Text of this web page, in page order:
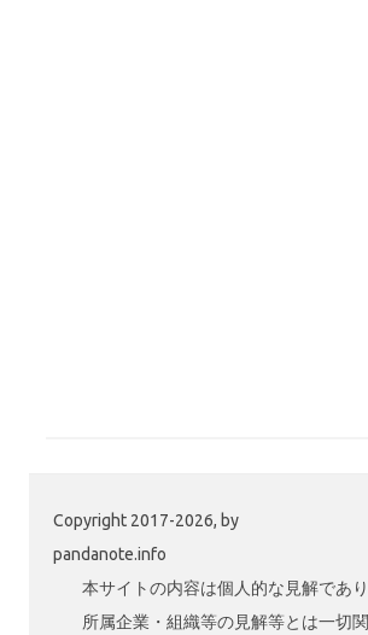
Copyright 2017-2026, by
pandanote.info
本サイトの内容は個人的な見解であり
所属企業・組織等の見解等とは一切